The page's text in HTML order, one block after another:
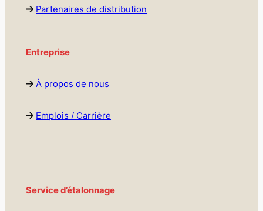
Partenaires de distribution
Entreprise
À propos de nous
Emplois / Carrière
Service d’étalonnage